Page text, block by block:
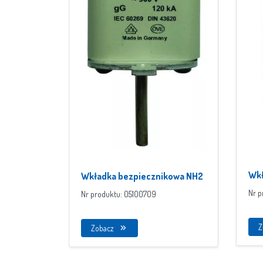
Wkładka bezpiecznikowa NH2
Nr produktu: 05100709
Zobacz
Nr